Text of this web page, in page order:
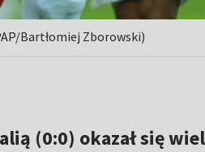
Bartłomiej Zborowski)
(0:0) okazał się